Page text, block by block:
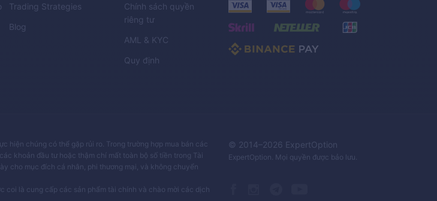
Trading Strategies
Blog
Chính sách quyền
riêng tư
AML
& KYC
Quy định
hiện chúng có thể gặp rủi ro. Trong trường hợp mua bán các
khoản đầu tư hoặc thậm chí mất toàn bộ số tiền trong Tài
cho mục đích cá nhân, phi thương mại, và không chuyển
coi là cung cấp các sản phẩm tài chính và chào mời các dịch
© 2014– 2026 ExpertOption
ExpertOption . Mọi quyền được bảo lưu.